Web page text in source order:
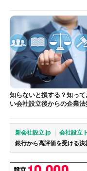
知らないと損する？知って
い会社設立後からの企業法
新会社設立.jp 会社設立
銀行から高評価を受ける決